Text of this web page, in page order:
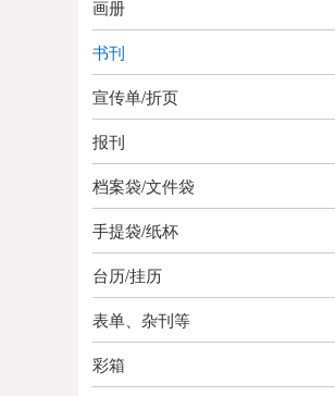
画册
书刊
宣传单/折页
报刊
档案袋/文件袋
手提袋/纸杯
台历/挂历
表单、杂刊等
彩箱